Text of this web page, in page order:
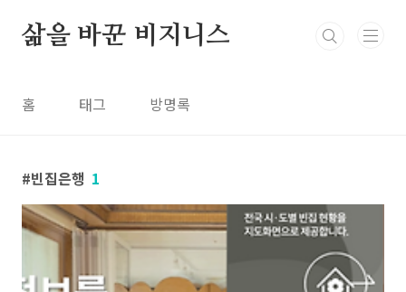
삶을 바꾼 비지니스
홈 태그 방명록
빈집은행 1